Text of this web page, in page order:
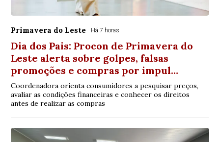
Primavera do Leste Há 7 horas
Dia dos Pais: Procon de Primavera do
Leste alerta sobre golpes, falsas
promoções e compras por impul…
Coordenadora orienta consumidores a pesquisar preços,
avaliar as condições financeiras e conhecer os direitos
antes de realizar as compras